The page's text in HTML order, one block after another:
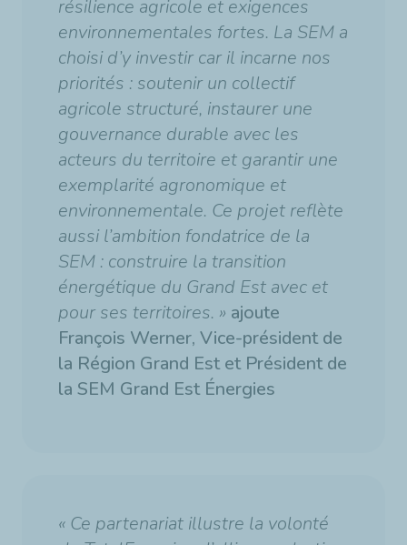
résilience agricole et exigences
environnementales fortes. La SEM a
choisi d’y investir car il incarne nos
priorités : soutenir un collectif
agricole structuré, instaurer une
gouvernance durable avec les
acteurs du territoire et garantir une
exemplarité agronomique et
environnementale. Ce projet reflète
aussi l’ambition fondatrice de la
SEM : construire la transition
énergétique du Grand Est avec et
pour ses territoires. » ajoute
François Werner, Vice-président de
la Région Grand Est et Président de
la SEM Grand Est Énergies
« Ce partenariat illustre la volonté